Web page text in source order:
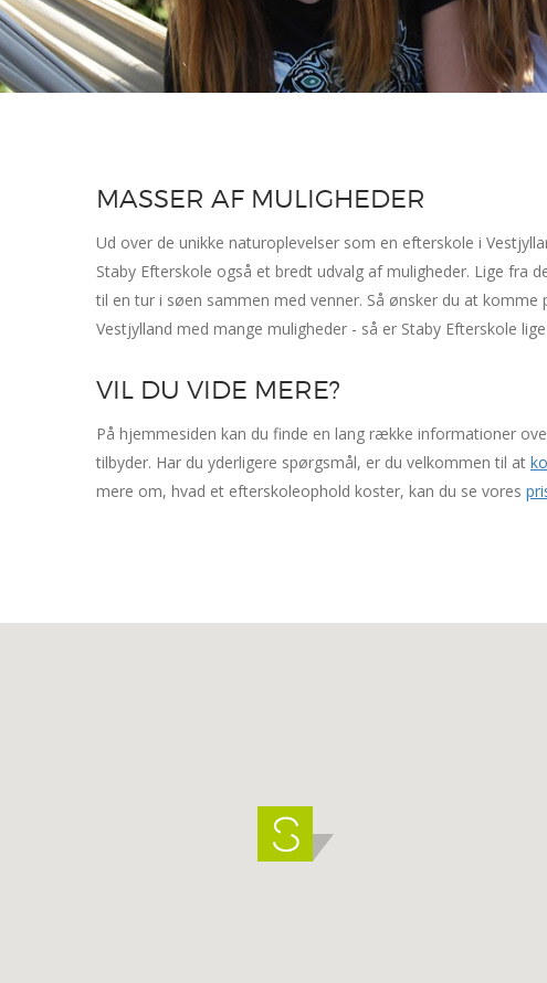
MASSER AF MULIGHEDER
Ud over de unikke naturoplevelser som en efterskole i
Staby Efterskole også et bredt udvalg af muligheder. Lige fra
til en tur i søen sammen med venner. Så ønsker du at komme
Vestjylland med mange muligheder - så er Staby Efterskole
VIL DU VIDE MERE?
På hjemmesiden kan du finde en lang række informationer
tilbyder. Har du yderligere spørgsmål, er du velkommen til at
mere om, hvad et efterskoleophold koster, kan du se vores